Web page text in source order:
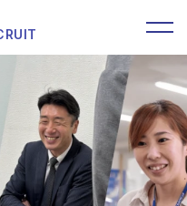
menu